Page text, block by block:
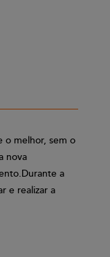
o melhor, sem o
nova
a
e realizar a